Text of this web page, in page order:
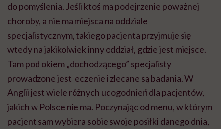
do pomyślenia. Jeśli ktoś ma podejrzenie poważnej
choroby, a nie ma miejsca na oddziale
specjalistycznym, takiego pacjenta przyjmuje się
wtedy na jakikolwiek inny oddział, gdzie jest miejsce.
Tam pod okiem „dochodzącego” specjalisty
prowadzone jest leczenie i zlecane są badania. W
Anglii jest wiele różnych udogodnień dla pacjentów,
jakich w Polsce nie ma. Poczynając od menu, w którym
pacjent sam wybiera sobie swoje posiłki danego dnia,